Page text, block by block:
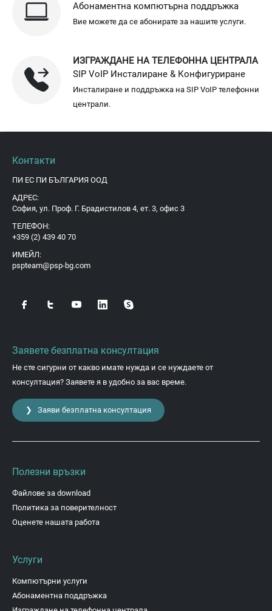
Абонаментна компютърна поддръжка
Вие можете да се абонирате за нашите услуги.
ИЗГРАЖДАНЕ НА ТЕЛЕФОННА ЦЕНТРАЛА
SIP VoIP Инсталиране & Конфигуриране
Инсталиране и поддръжка на SIP VoIP телефонни
централи.
Контакти
ПИ ЕС ПИ БЪЛГАРИЯ ООД
АДРЕС:
София, ул. Проф. Г. Брадистилов 4, ет. 3, офис 3
ТЕЛЕФОН:
+359 (2) 439 40 70
ИМЕЙЛ:
pspteam@psp-bg.com
Заявете безплатна консултация
Не сте сигурни от какво имате нужда и се нуждаете от
консултация? Заявете я в удобно за вас време.
❯ Заяви безплатна консултация
Полезни връзки
Файлове за download
Политика за поверителност
Оценете нашата работа
Услуги
Компютърни услуги
Абонаментна поддръжка